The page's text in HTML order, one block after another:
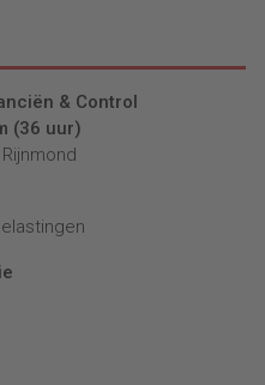
& Control
(36 uur)